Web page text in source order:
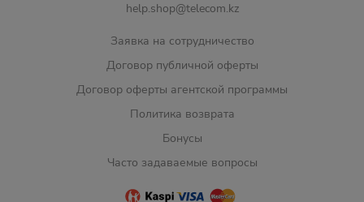
help.shop@telecom.kz
Заявка на сотрудничество
Договор публичной оферты
Договор оферты агентской программы
Политика возврата
Бонусы
Часто задаваемые вопросы